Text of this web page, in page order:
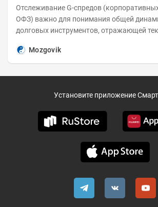
Отслеживание G-спредов
ОФЗ) важно для понимания общей
долговых инструментов, отражающей
Mozgovik
Установите приложение